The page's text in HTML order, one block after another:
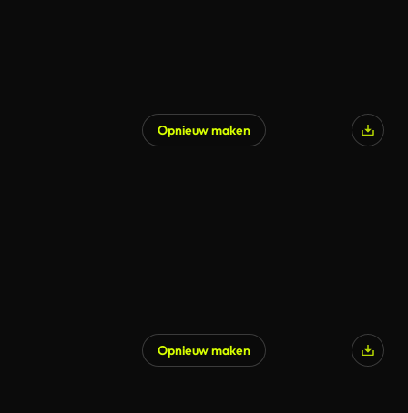
Opnieuw maken
Opnieuw maken